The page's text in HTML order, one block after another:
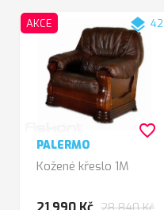
AKCE layers 42
PALERMO
Kožené křeslo 1M
favorite_border